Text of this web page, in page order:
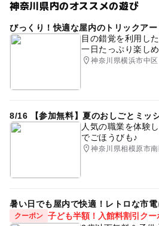
神奈川県内のオススメの遊び
びっくり！快適な屋内のトリックア
目の錯覚を利用し
一日たっぷり楽し
神奈川県横浜市中区
8/16 【参加無料】夏のおしごとミッ
人気の職業を体験
でごほうびも♪
神奈川県相模原市南
暑い日でも屋内で快適！レトロな市電
クーポン 子ども半額！入館料割引クー